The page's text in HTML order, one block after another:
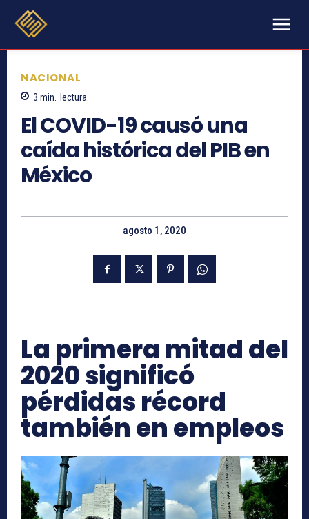
NACIONAL
3 min. lectura
El COVID-19 causó una
caída histórica del PIB en
México
agosto 1, 2020
La primera mitad del
2020 significó
pérdidas récord
también en empleos